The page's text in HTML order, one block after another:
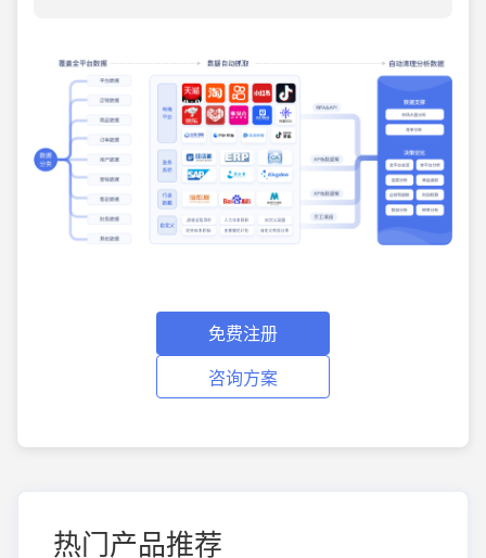
免费注册
咨询方案
热门产品推荐